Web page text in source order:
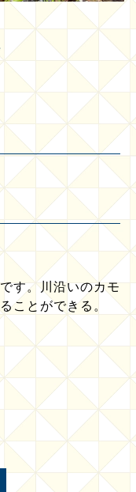
す。川沿いのカモ
ことができる。